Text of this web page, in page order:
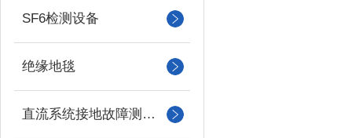
SF6检测设备
绝缘地毯
直流系统接地故障测试仪